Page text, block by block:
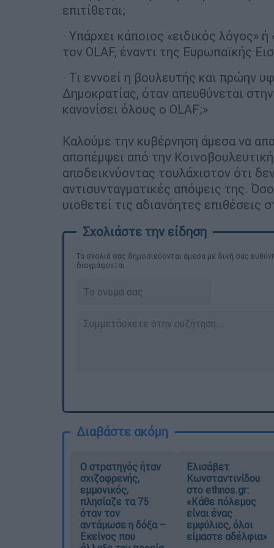
επιτίθεται;
· Υπάρχει κάποιος «ειδικός λόγος»
τον OLAF, έναντι της Ευρωπαϊκής
· Τι εννοεί η βουλευτής και πρώην
Δημοκρατίας, όταν απευθύνεται
κανονίσει όλους ο OLAF;»
Καλούμε την κυβέρνηση άμεσα να
αποπέμψει από την
αποδεικνύοντας τουλάχιστον ότι
αντισυνταγματικές απόψεις της.
υιοθετεί τις αδιανόητες επιθέσεις
Τα σχολιά σας δημοσιεύονται άμεσα με δική σας
διαγράφονται
Διαβάστε ακόμη
O στρατηγός ήταν
σχιζοφρενής,
εμμονικός,
πλησίαζε τα 75
όταν τον
αντάμωσε η δόξα –
Εκείνος που
Ελισάβετ
Κωνσταντινίδου
στο ethnos.gr:
«Κάθε πόλεμος
είναι ένας
εμφύλιος, όλοι
είμαστε αδέλφια»